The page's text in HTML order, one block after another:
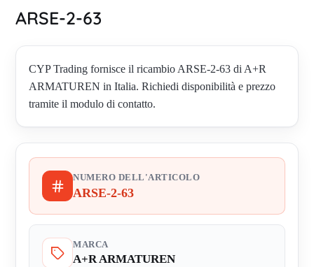
ARSE-2-63
CYP Trading fornisce il ricambio ARSE-2-63 di A+R
ARMATUREN in Italia. Richiedi disponibilità e prezzo
tramite il modulo di contatto.
NUMERO DELL'ARTICOLO
ARSE-2-63
MARCA
A+R ARMATUREN